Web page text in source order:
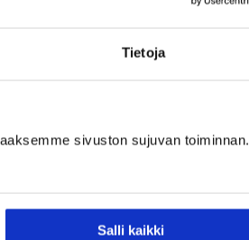
Tietoja
sivuston sujuvan toiminnan.
Salli kaikki